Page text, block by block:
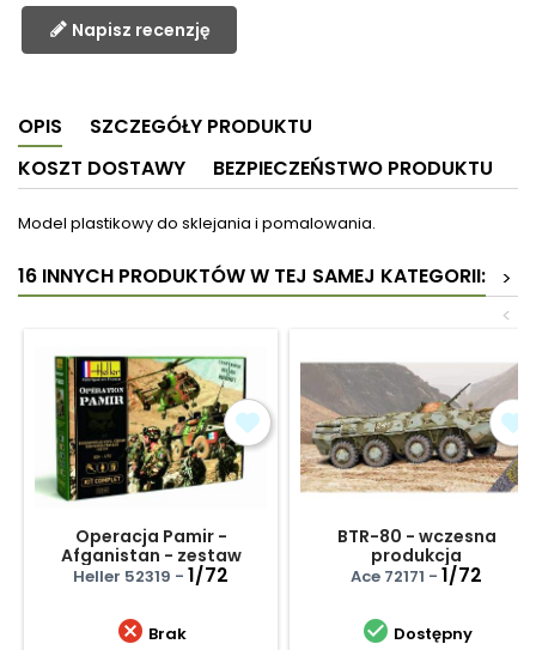
Napisz recenzję
OPIS
SZCZEGÓŁY PRODUKTU
KOSZT DOSTAWY
BEZPIECZEŃSTWO PRODUKTU
Model plastikowy do sklejania i pomalowania.
16 INNYCH PRODUKTÓW W TEJ SAMEJ KATEGORII:
>
<
Operacja Pamir -
Afganistan - zestaw
podarunkowy
Heller 52319 - 1/72
 Brak
BTR-80 - wczesna
produkcja
Ace 72171 - 1/72
 Dostępny